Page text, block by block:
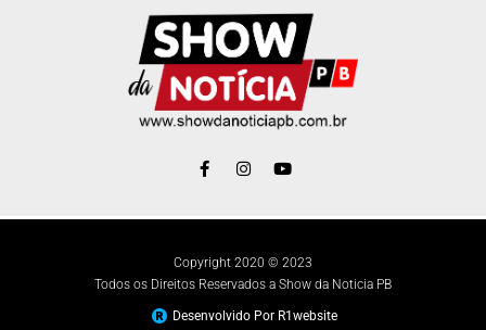
Copyright 2020 © 2023
Todos os Direitos Reservados a Show da Noticia PB
Desenvolvido Por R1website